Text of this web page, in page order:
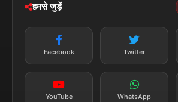
न्यूज़ अलर्ट
सब्सक्राइब करें
हमसे जुड़ें
Facebook Twitter
YouTube WhatsApp